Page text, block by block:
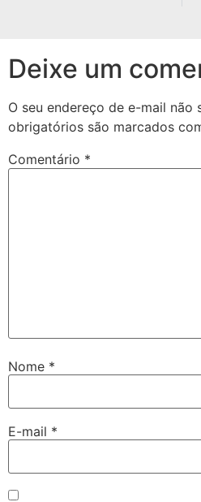
Deixe um
O seu endereço de e-mail não
obrigatórios são marcados
Comentário *
Nome *
E-mail *